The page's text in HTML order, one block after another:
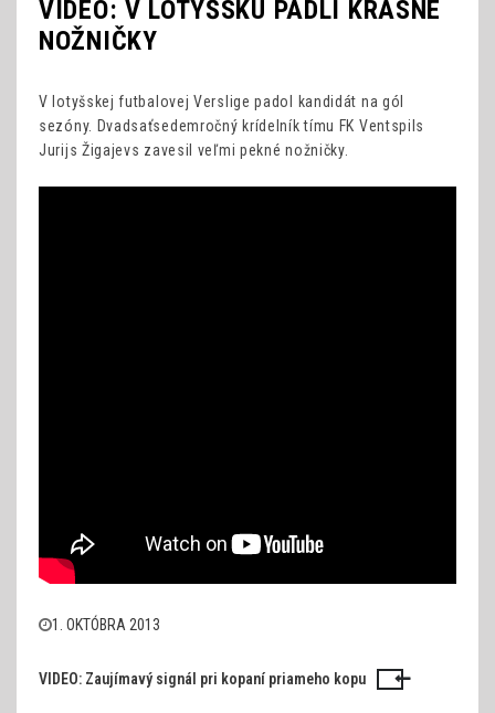
VIDEO: V LOTYŠSKU PADLI KRÁSNE
NOŽNIČKY
V lotyšskej futbalovej Verslige padol kandidát na gól
sezóny. Dvadsaťsedemročný krídelník tímu FK Ventspils
Jurijs Žigajevs zavesil veľmi pekné nožničky.
1. OKTÓBRA 2013
Navigácia
VIDEO: Zaujímavý signál pri kopaní priameho kopu